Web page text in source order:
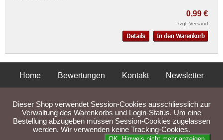
0,99 €
zzgl. Versand
Home Bewertungen Kontakt
Newsletter
Liefer- und Versandkosten
Dieser Shop verwendet Session-Cookies ausschliesslich zur
Verwaltung des Warenkorbs und Login-Status. Um eine
Bestellung abzugeben müssen Session-Cookies zugelassen
werden. Wir verwenden keine Tracking-Cookies.